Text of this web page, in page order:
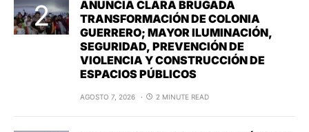
ANUNCIA CLARA BRUGADA
TRANSFORMACIÓN DE COLONIA
GUERRERO; MAYOR ILUMINACIÓN,
SEGURIDAD, PREVENCIÓN DE
VIOLENCIA Y CONSTRUCCIÓN DE
ESPACIOS PÚBLICOS
AGOSTO 7, 2026 2 MINUTE READ